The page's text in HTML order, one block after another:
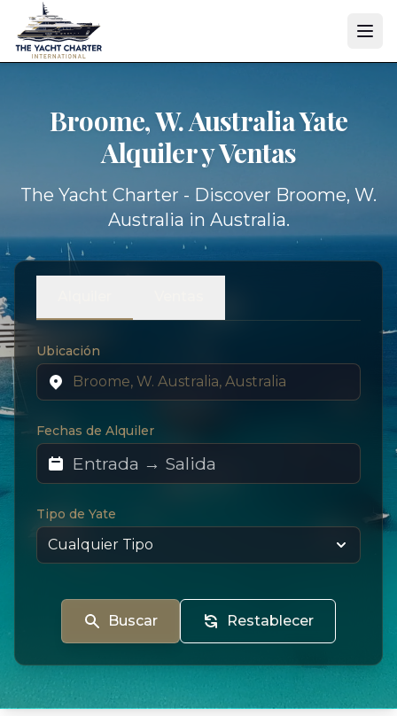
Broome, W. Australia Yate
Alquiler y Ventas
The Yacht Charter - Discover Broome, W.
Australia in Australia.
Ubicación
Fechas de Alquiler
Tipo de Yate
Buscar Restablecer